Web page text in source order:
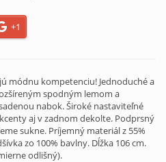
+1
módnu kompetenciu! Jednoduché a
spodným lemom a
nabok. Široké nastaviteľné
aj v zadnom dekolte. Podprsný
sukne. Príjemný materiál z 55%
zo 100% bavlny. Dĺžka 106 cm.
odlišný).